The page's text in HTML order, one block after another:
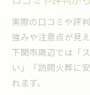
ペット火
ペット
下関市
実際の口コミや評
強みや注意点が見え
下関市周辺では「
い」「訪問火葬に
れます。